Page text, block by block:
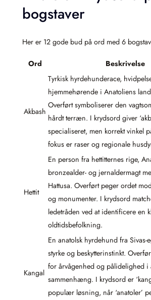
bogstaver
Her er 12 gode bud på ord med 6
Ord Beskrivelse
Akbash
Tyrkisk hyrdehunderace,
hjemmehørende i Anatoliens
Overført symboliserer den
hårdt terræn. I krydsord giver
specialiseret, men korrekt vinkel
fokus er raser og regionale
Hettit
En person fra hettitternes rige,
bronzealder- og jernaldermagt
Hattusa. Overført peger ordet
og monumenter. I krydsord
ledetråden ved at identificere en
oldtidsbefolkning.
Kangal
En anatolsk hyrdehund fra Sivas-
styrke og beskytterinstinkt.
for årvågenhed og pålidelighed i
sammenhæng. I krydsord er
populær løsning, når ‘anatoler’